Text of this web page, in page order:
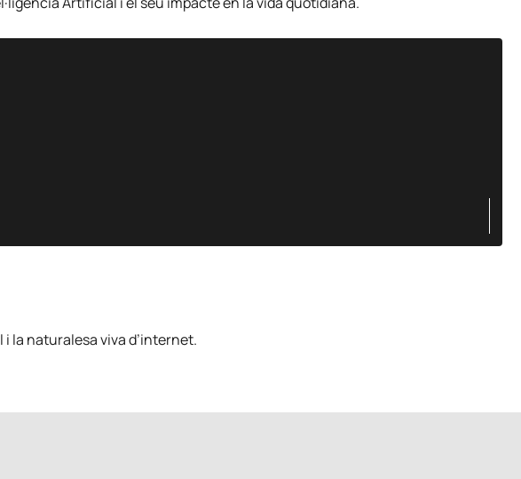
la naturalesa viva d’internet.